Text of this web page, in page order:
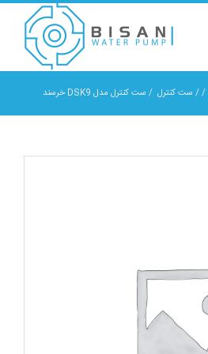
/
/ ست کنترل / ست کنترل مدل DSK9 خرسند